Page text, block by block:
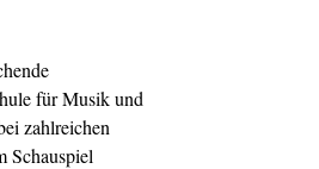
für Musik und
zahlreichen
Schauspiel